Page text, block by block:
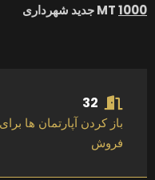
1000MT جدید شهرداری
32
باز کردن آپارتمان ها برای
فروش